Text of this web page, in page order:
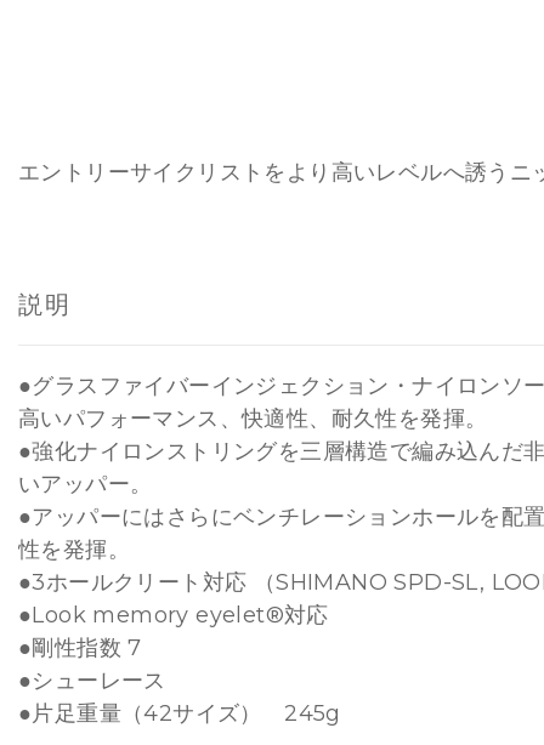
エントリーサイクリストをより高いレベルへ誘うニ
説明
●グラスファイバーインジェクション・ナイロンソ
高いパフォーマンス、快適性、耐久性を発揮。
●強化ナイロンストリングを三層構造で編み込んだ
いアッパー。
●アッパーにはさらにベンチレーションホールを配
性を発揮。
●3ホールクリート対応 （SHIMANO SPD-SL,
●Look memory eyelet®対応
●剛性指数 7
●シューレース
●片足重量（42サイズ） 245g